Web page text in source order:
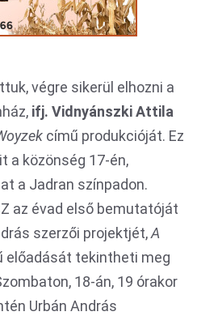
végre sikerül elhozni a
ifj. Vidnyánszki Attila
című produkcióját. Ez
a közönség 17-én,
a Jadran színpadon.
az évad első bemutatóját
szerzői projektjét,A
előadását tekintheti meg
18-án, 19 órakor
Urbán András